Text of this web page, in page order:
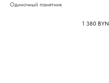
Одиночный памятник
1 380 BYN